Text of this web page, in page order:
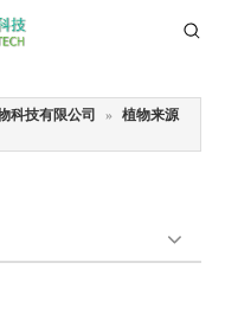
科技有限公司 »
植物来源